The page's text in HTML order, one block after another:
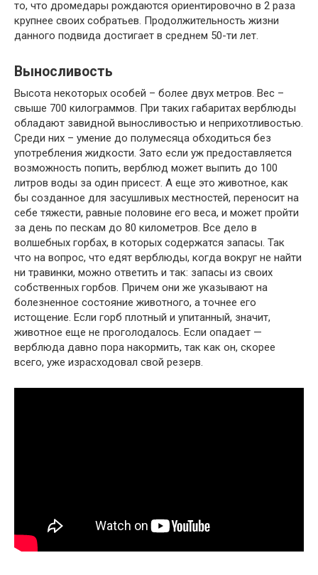
то, что дромедары рождаются ориентировочно в 2 раза
крупнее своих собратьев. Продолжительность жизни
данного подвида достигает в среднем 50-ти лет.
Выносливость
Высота некоторых особей – более двух метров. Вес –
свыше 700 килограммов. При таких габаритах верблюды
обладают завидной выносливостью и неприхотливостью.
Среди них – умение до полумесяца обходиться без
употребления жидкости. Зато если уж предоставляется
возможность попить, верблюд может выпить до 100
литров воды за один присест. А еще это животное, как
бы созданное для засушливых местностей, переносит на
себе тяжести, равные половине его веса, и может пройти
за день по пескам до 80 километров. Все дело в
волшебных горбах, в которых содержатся запасы. Так
что на вопрос, что едят верблюды, когда вокруг не найти
ни травинки, можно ответить и так: запасы из своих
собственных горбов. Причем они же указывают на
болезненное состояние животного, а точнее его
истощение. Если горб плотный и упитанный, значит,
животное еще не проголодалось. Если опадает —
верблюда давно пора накормить, так как он, скорее
всего, уже израсходовал свой резерв.